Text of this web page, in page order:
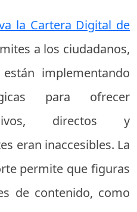
la Cartera Digital de
a los ciudadanos,
implementando
para ofrecer
directos y
eran inaccesibles. La
permite que figuras
de contenido, como